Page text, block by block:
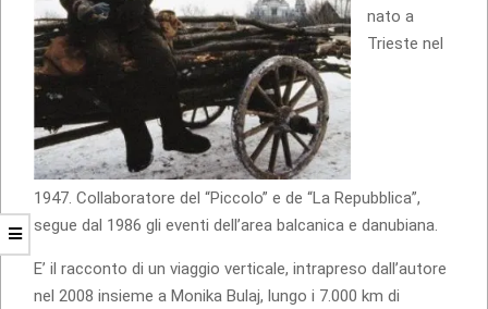
nato a
Trieste nel
1947. Collaboratore del “Piccolo” e de “La Repubblica”,
segue dal 1986 gli eventi dell’area balcanica e danubiana.
E’ il racconto di un viaggio verticale, intrapreso dall’autore
nel 2008 insieme a Monika Bulaj, lungo i 7.000 km di